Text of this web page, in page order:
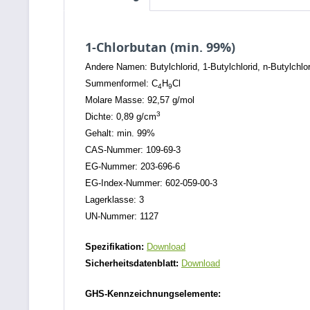
1-Chlorbutan (min. 99%)
Andere Namen: Butylchlorid, 1-Butylchlorid, n-
Summenformel: C4H9Cl
Molare Masse: 92,57 g/mol
Dichte: 0,89 g/cm3
Gehalt: min. 99%
CAS-Nummer: 109-69-3
EG-Nummer: 203-696-6
EG-Index-Nummer: 602-059-00-3
Lagerklasse: 3
UN-Nummer: 1127
Spezifikation: Download
Sicherheitsdatenblatt: Download
GHS-Kennzeichnungselemente: